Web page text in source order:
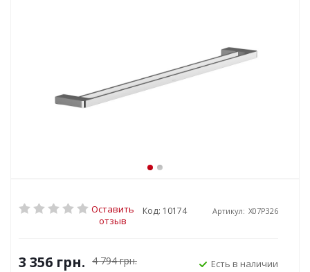
Оставить
отзыв
Код: 10174 Артикул: X07P326
3 356 грн. 4 794грн. Есть в наличии